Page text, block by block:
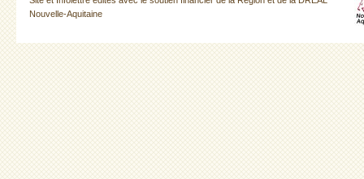
Nouvelle-Aquitaine